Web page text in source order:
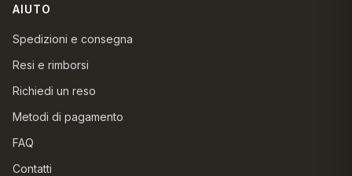
AIUTO
Spedizioni e consegna
Resi e rimborsi
Richiedi un reso
Metodi di pagamento
FAQ
Contatti